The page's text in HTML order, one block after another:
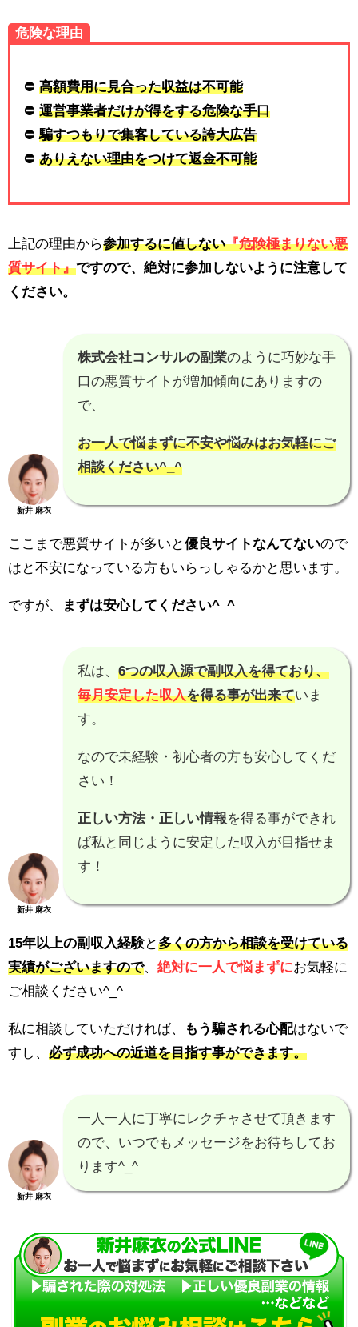
危険な理由
⛔ 高額費用に見合った収益は不可能
⛔ 運営事業者だけが得をする危険な手口
⛔騙すつもりで集客している誇大広告
⛔ ありえない理由をつけて返金不可能
上記の理由から参加するに値しない『危険極まりない悪
質サイト』ですので、 絶対に参加しないように注意して
ください。
新井 麻衣
株式会社コンサルの副業のように巧妙な手
口の悪質サイトが増加傾向にありますの
で、
お一人で悩まずに不安や悩みはお気軽にご
相談ください^_^
ここまで悪質サイトが多いと優良サイトなんてないので
はと不安になっている方もいらっしゃるかと思います。
ですが、 まずは安心してください^_^
新井 麻衣
私は、 6つの収入源で副収入を得ており、
毎月安定した収入を得る事が出来ていま
す。
なので未経験・初心者の方も安心してくだ
さい！
正しい方法・正しい情報を得る事ができれ
ば私と同じように安定した収入が目指せま
す！
15年以上の副収入経験と多くの方から相談を受けている
実績がございますので、 絶対に一人で悩まずにお気軽に
ご相談ください^_^
私に相談していただければ、 もう騙される心配はないで
すし、 必ず成功への近道を目指す事ができます。
新井 麻衣
一人一人に丁寧にレクチャさせて頂きます
ので、いつでもメッセージをお待ちしてお
ります^_^